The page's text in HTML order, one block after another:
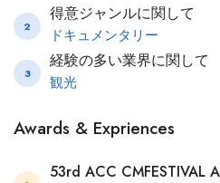
2
得意ジャンルに関して
ドキュメンタリー
3
経験の多い業界に関して
観光
Awards & Expriences
53rd ACC CMFESTIVAL